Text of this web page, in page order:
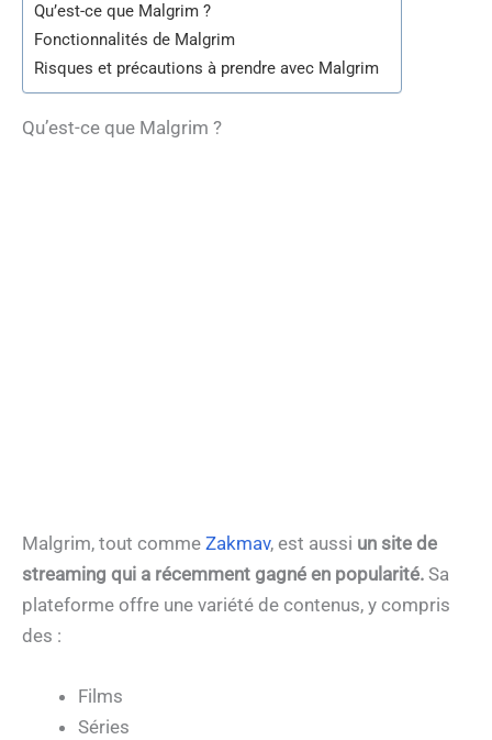
Qu’est-ce que Malgrim ?
Fonctionnalités de Malgrim
Risques et précautions à prendre avec Malgrim
Qu’est-ce que Malgrim ?
Malgrim, tout comme Zakmav, est aussi un site de
streaming qui a récemment gagné en popularité. Sa
plateforme offre une variété de contenus, y compris
des :
Films
Séries